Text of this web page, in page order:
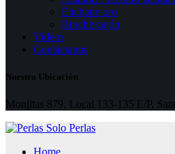
Enchape oro
Broche cajón
Videos
Contáctanos
Nuestra Ubicación
Monjitas 879, Local 133-135 E/P,